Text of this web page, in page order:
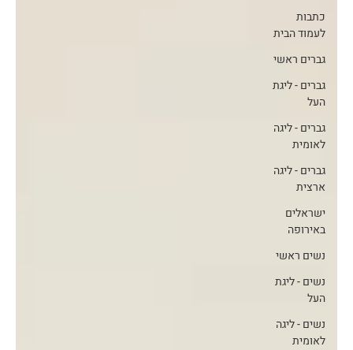
כתבות
לעמוד הבית
גברים ראשי
גברים - ליגת
העל
גברים - ליגה
לאומית
גברים - ליגה
ארצית
ישראלים
באירופה
נשים ראשי
נשים - ליגת
העל
נשים - ליגה
לאומית